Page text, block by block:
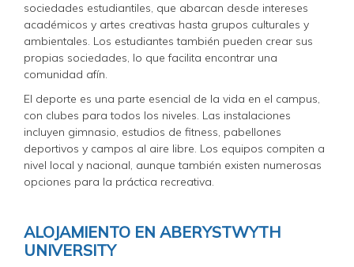
sociedades estudiantiles, que abarcan desde intereses
académicos y artes creativas hasta grupos culturales y
ambientales. Los estudiantes también pueden crear sus
propias sociedades, lo que facilita encontrar una
comunidad afín.
El deporte es una parte esencial de la vida en el campus,
con clubes para todos los niveles. Las instalaciones
incluyen gimnasio, estudios de fitness, pabellones
deportivos y campos al aire libre. Los equipos compiten a
nivel local y nacional, aunque también existen numerosas
opciones para la práctica recreativa.
ALOJAMIENTO EN ABERYSTWYTH
UNIVERSITY